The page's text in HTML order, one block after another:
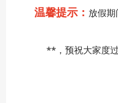
温馨提示： 放假
**，预祝大家度过